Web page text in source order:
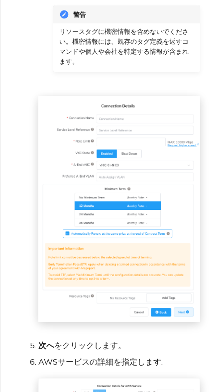
警告
リソースタグに機密情報を含めないでくださ
い。機密情報には、既存のタグ定義を返すコ
マンドや個人や会社を特定する情報が含まれ
ます。
次へをクリックします。
AWSサービスの詳細を指定します.